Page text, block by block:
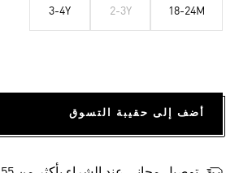
18-24M
2-3Y
3-4Y
أضف إلى حقيبة التسوق